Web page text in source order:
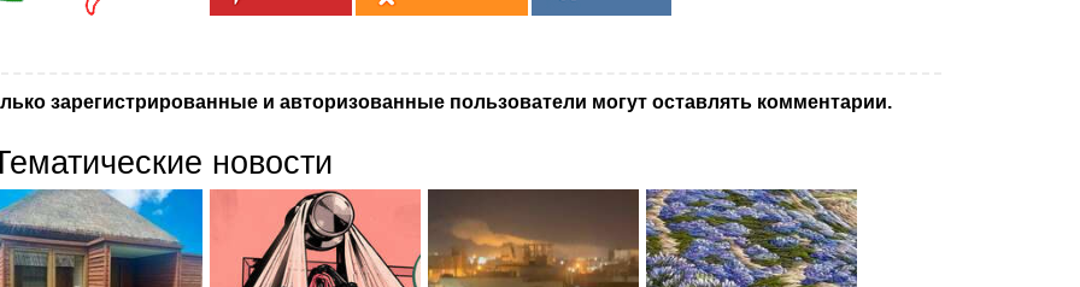
зарегистрированные и авторизованные пользователи могут оставлять комментарии.
новости